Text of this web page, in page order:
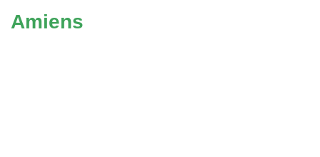
Amiens